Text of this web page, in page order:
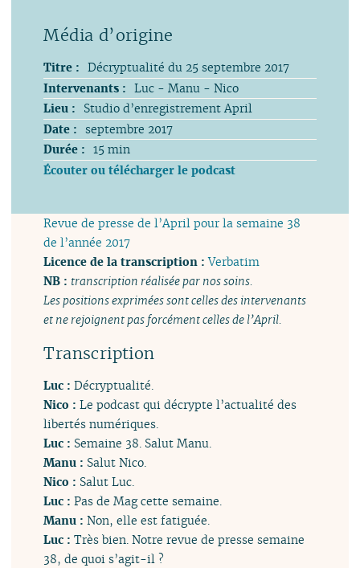
Titre : Décryptualité du 25 septembre 2017
Intervenants : Luc - Manu - Nico
Lieu :
Studio d’enregistrement April
Date : septembre 2017
Durée : 15 min
Écouter ou télécharger le podcast
Revue de presse de l’April pour la semaine 38
de l’année 2017
Licence de la transcription : Verbatim
NB : transcription réalisée par nos soins.
Les positions exprimées sont celles des intervenants
et ne rejoignent pas forcément celles de l’April.
Transcription
Luc :Décryptualité.
Nico :Le podcast qui décrypte l’actualité des
libertés numériques.
Luc : Semaine 38. Salut Manu.
Manu : Salut Nico.
Nico : Salut Luc.
Luc :Pas de Mag cette semaine.
Manu :Non, elle est fatiguée.
Luc :Très bien. Notre revue de presse semaine
38, de quoi s’agit-il ?